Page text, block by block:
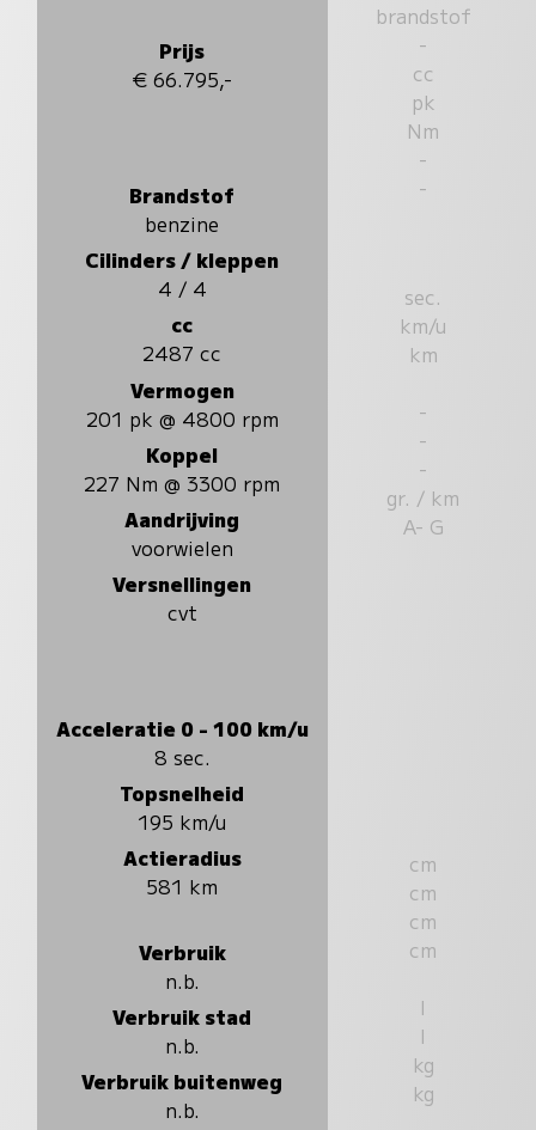
Prijs
€ 66.795,-
Brandstof
benzine
Cilinders / kleppen
4 / 4
cc
2487 cc
Vermogen
201 pk @ 4800 rpm
Koppel
227 Nm @ 3300 rpm
Aandrijving
voorwielen
Versnellingen
cvt
Acceleratie 0 - 100 km/u
8 sec.
Topsnelheid
195 km/u
Actieradius
581 km
Verbruik
n.b.
Verbruik stad
n.b.
Verbruik buitenweg
n.b.
brandstof
-
cc
pk
Nm
-
-
sec.
km/u
km
-
-
-
gr. / km
A- G
cm
cm
cm
cm
l
l
kg
kg